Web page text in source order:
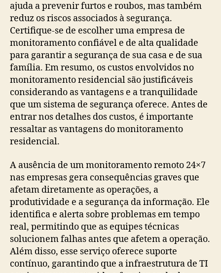
ajuda a prevenir furtos e roubos, mas também
reduz os riscos associados à segurança.
Certifique-se de escolher uma empresa de
monitoramento confiável e de alta qualidade
para garantir a segurança de sua casa e de sua
família. Em resumo, os custos envolvidos no
monitoramento residencial são justificáveis
considerando as vantagens e a tranquilidade
que um sistema de segurança oferece. Antes de
entrar nos detalhes dos custos, é importante
ressaltar as vantagens do monitoramento
residencial.
A ausência de um monitoramento remoto 24×7
nas empresas gera consequências graves que
afetam diretamente as operações, a
produtividade e a segurança da informação. Ele
identifica e alerta sobre problemas em tempo
real, permitindo que as equipes técnicas
solucionem falhas antes que afetem a operação.
Além disso, esse serviço oferece suporte
contínuo, garantindo que a infraestrutura de TI